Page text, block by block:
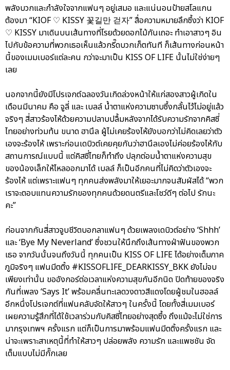
พลังบวกและกำลังใจจากแฟนๆ อยู่เสมอ และแน่นอนป้ายสโลแกน
ต้องมา “KIOF ♡ KISSY 꽃길만 걷자” สื่อความหมายลึกซึ้งว่า KIOF
♡ KISSY มาเดินบนเส้นทางที่โรยด้วยดอกไม้กันเถอะ ทำเอาสาวๆ อิน
ไปกับข้อความที่พวกเธอเห็นแล้วกรี๊ดบวกเก็ตทันที ก็เส้นทางก่อนหน้า
นี้ของเมมเบอร์แต่ละคน กว่าจะมาเป็น KISS OF LIFE นั้นไม่ใช่ง่ายๆ
เลย
นอกจากนี้ยังมีโปรเจกต์ฉลองวันเกิดล่วงหน้าให้แก่สองสาวผู้เกิดใน
เดือนมีนาคม คือ จูลี่ และ เบลล์ น้ำตาแห่งความซาบซึ้งกลั้นไว้ไม่อยู่แล้ว
จริงๆ สี่สาวร้องไห้ด้วยความปลาบปลื้มหลังจากได้รับความรักจากคิสซี่
ไทยอย่างท่วมท้น ขนาด ฮานึล ผู้ไม่เคยร้องไห้ยังบอกว่าไม่คิดเลยว่าตัว
เองจะร้องไห้ เพราะก่อนเดบิวต์เคยคุยกันว่าฮานึลเองไม่ค่อยร้องไห้กับ
สถานการณ์แบบนี้ แต่คิสซี่ไทยก็ทำถึง ปลุกต่อมน้ำตาแห่งความสุข
ของน้องเล็กให้ไหลออกมาได้ เบลล์ ก็เป็นอีกคนที่ไม่คิดว่าตัวเองจะ
ร้องไห้ แต่เพราะแฟนๆ ทุกคนส่งพลังมาให้เยอะมากจนสัมผัสได้ “พวก
เราจะตอบแทนความรักของทุกคนด้วยดนตรีและโชว์ดีๆ ต่อไป รักนะ
คะ”
ก่อนจากกันสี่สาวจูบชีวิตบอกลาแฟนๆ ด้วยเพลงเดบิวต์อย่าง ‘Shhh’
และ ‘Bye My Neverland’ ซึ่งชวนให้นึกถึงเส้นทางฝ่าฟันของพวก
เธอ จากวันนั้นจนถึงวันนี้ ทุกคนเป็น KISS OF LIFE ได้อย่างเต็มภาค
ภูมิจริงๆ แฟนมีตติ้ง #KISSOFLIFE_DEARKISSY_BKK ยังไม่จบ
เพียงเท่านั้น ขออังกอร์ต่อเวลาแห่งความสุขกันอีกนิด ปิดท้ายของจริง
กันที่เพลง ‘Says It’ พร้อมคลื่นทะเลดวงดาวสีแดงโดยผู้ชมในฮอลล์
อีกหนึ่งโปรเจกต์ที่แฟนคลับจัดให้สาวๆ ในครั้งนี้ โดยทั้งสี่เมมเบอร์
เผยความรู้สึกที่ได้ใช้เวลาร่วมกับคิสซี่ไทยอย่างสุดซึ้ง ถึงแม้จะไม่ใช่การ
มากรุงเทพฯ ครั้งแรก แต่ก็เป็นการมาพร้อมแฟนมีตติ้งครั้งแรก และ
น่าจะเพราะสาเหตุนี้ที่ทำให้สาวๆ ปล่อยพลัง ความรัก และแพชชัน จัด
เต็มแบบไม่มีกั๊กเลย